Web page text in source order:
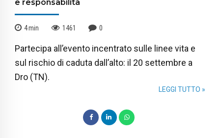
e responsabilità
4min 1461 0
Partecipa all’evento incentrato sulle linee vita e
sul rischio di caduta dall’alto: il 20 settembre a
Dro (TN).
LEGGI TUTTO »